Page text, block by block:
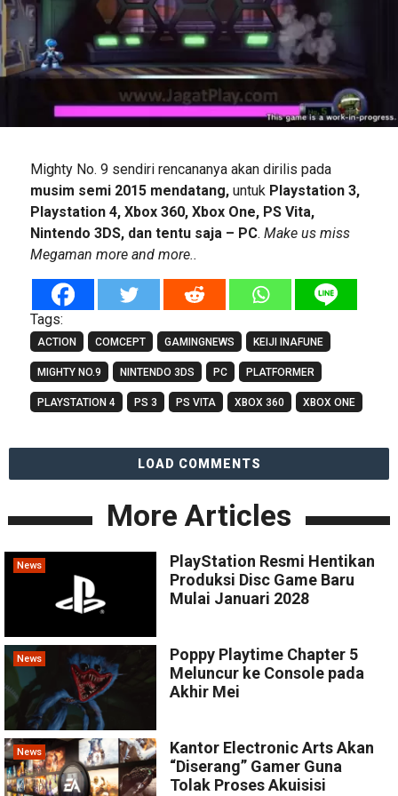
Mighty No. 9 sendiri rencananya akan dirilis pada
musim semi 2015 mendatang,untuk Playstation 3,
Playstation 4, Xbox 360, Xbox One, PS Vita,
Nintendo 3DS, dan tentu saja – PC. Make us miss
Megaman more and more..
Tags:
ACTION COMCEPT GAMINGNEWS KEIJI INAFUNE
MIGHTY NO.9 NINTENDO 3DS PC PLATFORMER
PLAYSTATION 4 PS 3 PS VITA XBOX 360 XBOX ONE
LOAD COMMENTS
More Articles
News
PlayStation Resmi Hentikan
Produksi Disc Game Baru
Mulai Januari 2028
News
Poppy Playtime Chapter 5
Meluncur ke Console pada
Akhir Mei
News
Kantor Electronic Arts Akan
“Diserang” Gamer Guna
Tolak Proses Akuisisi